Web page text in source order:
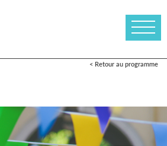
< Retour au programme